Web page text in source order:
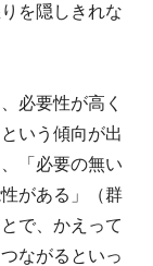
を隠しきれな
必要性が高く
いう傾向が出
「必要の無い
がある」（群
で、かえって
ながるといっ